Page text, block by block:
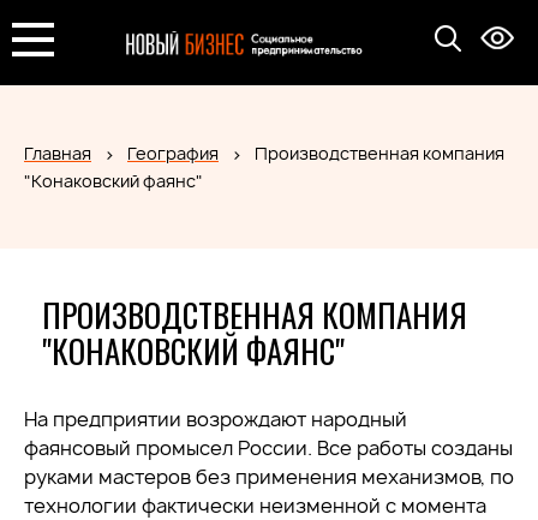
Главная География
Производственная компания
"Конаковский фаянс"
ПРОИЗВОДСТВЕННАЯ КОМПАНИЯ
"КОНАКОВСКИЙ ФАЯНС"
На предприятии возрождают народный
фаянсовый промысел России. Все работы созданы
руками мастеров без применения механизмов, по
технологии фактически неизменной с момента